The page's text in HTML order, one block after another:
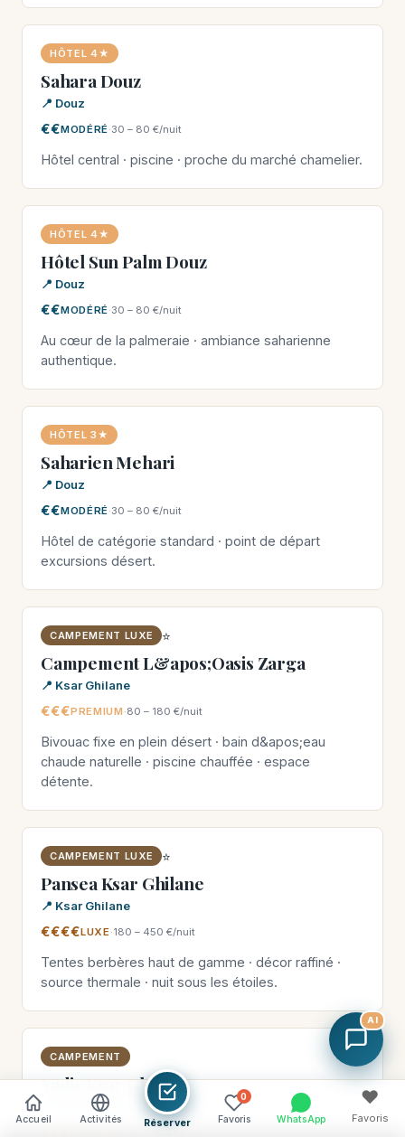
HÔTEL 4★
Sahara Douz
📍 Douz
€€MODÉRÉ·30 – 80 €/nuit
Hôtel central · piscine · proche du marché chamelier.
HÔTEL 4★
Hôtel Sun Palm Douz
📍 Douz
€€MODÉRÉ·30 – 80 €/nuit
Au cœur de la palmeraie · ambiance saharienne
authentique.
HÔTEL 3★
Saharien Mehari
📍 Douz
€€MODÉRÉ·30 – 80 €/nuit
Hôtel de catégorie standard · point de départ
excursions désert.
CAMPEMENT LUXE ⭐
Campement L&apos;Oasis Zarga
📍 Ksar Ghilane
€€€PREMIUM ·80 – 180 €/nuit
Bivouac fixe en plein désert · bain d&apos;eau
chaude naturelle · piscine chauffée · espace
détente.
CAMPEMENT LUXE ⭐
Pansea Ksar Ghilane
📍 Ksar Ghilane
€€€€LUXE ·180 – 450 €/nuit
Tentes berbères haut de gamme · décor raffiné ·
source thermale · nuit sous les étoiles.
CAMPEMENT
Yadis Ksar Ghilane
📍 Ksar Ghilane
Accueil Activités Réserver
0
Favoris WhatsApp
♥
Favoris
AI